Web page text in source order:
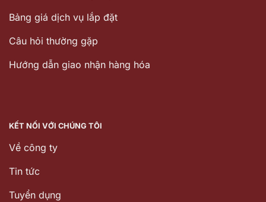
Bảng giá dịch vụ lắp đặt
Câu hỏi thường gặp
Hướng dẫn giao nhận hàng hóa
KẾT NỐI VỚI CHÚNG TÔI
Về công ty
Tin tức
Tuyển dụng